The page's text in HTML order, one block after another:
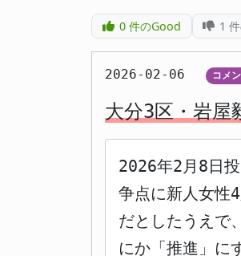
0件のGood 1
2026-02-06 コメ
大分3区・岩
2026年2月8日
争点に新人女性
だとしたうえで
にか「推進」に